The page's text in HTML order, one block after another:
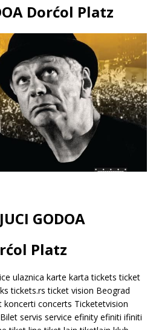
Dorćol Platz
GODOA
Platz